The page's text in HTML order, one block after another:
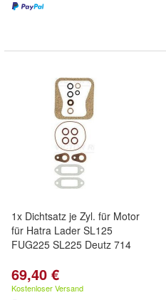
1x Dichtsatz je Zyl. für Motor
für Hatra Lader SL125
FUG225 SL225 Deutz 714
69,40 €
Kostenloser Versand